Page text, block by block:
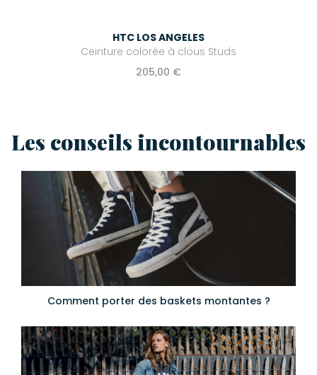
HTC LOS ANGELES
Ceinture colorée à clous Studs
205,00 €
Les conseils incontournables
Comment porter des baskets montantes ?